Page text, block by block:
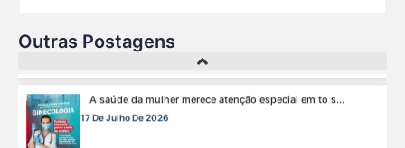
Outras Postagens
A saúde da mulher merece atenção especial em to s...
17 De Julho De 2026